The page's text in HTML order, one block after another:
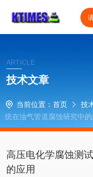
ARTICLE
技术文章
当前位置： 首页 技
统在油气管道腐蚀研究中的
高压电化学腐蚀测
的应用